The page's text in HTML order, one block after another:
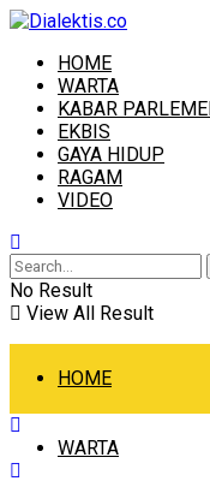
HOME
WARTA
KABAR
EKBIS
GAYA HIDUP
RAGAM
VIDEO
No Result
View All Result
HOME
WARTA